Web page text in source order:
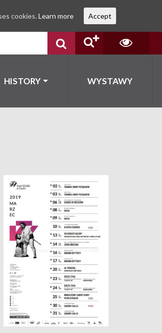
HISTORY WYSTAWY
cookies. Learn more Accept